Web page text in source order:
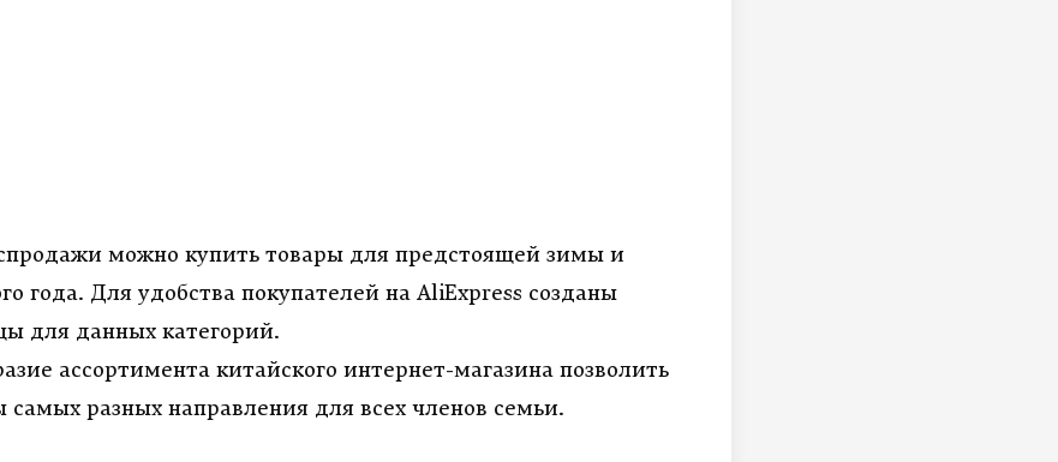
можно купить товары для предстоящей зимы и
года. Для удобства покупателей на AliExpress созданы
для данных категорий.
ассортимента китайского интернет-магазина позволить
самых разных направления для всех членов семьи.